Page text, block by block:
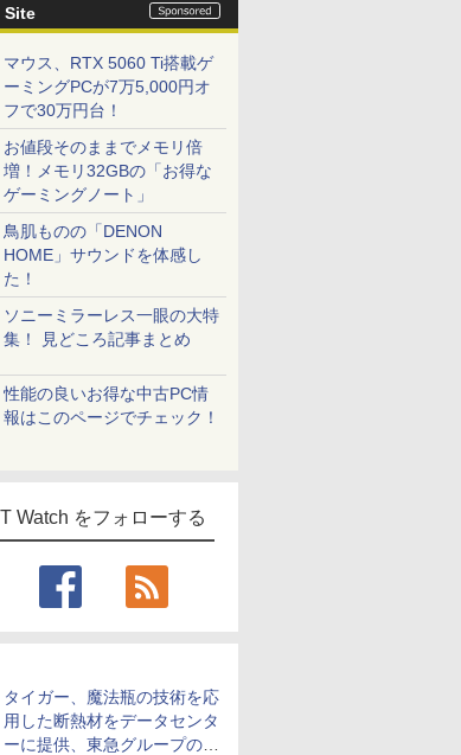
Site
マウス、RTX 5060 Ti搭載ゲ
ーミングPCが7万5,000円オ
フで30万円台！
お値段そのままでメモリ倍
増！メモリ32GBの「お得な
ゲーミングノート」
鳥肌ものの「DENON
HOME」サウンドを体感し
た！
ソニーミラーレス一眼の大特
集！ 見どころ記事まとめ
性能の良いお得な中古PC情
報はこのページでチェック！
Watch をフォローする
タイガー、魔法瓶の技術を応
用した断熱材をデータセンタ
ーに提供、東急グループの実